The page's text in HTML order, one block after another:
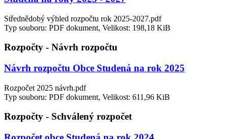
Střednědobý výhled rozpočtu rok 2025-2027.pdf
Typ souboru: PDF dokument, Velikost: 198,18 KiB
Rozpočty - Návrh rozpočtu
Návrh rozpočtu Obce Studená na rok 2025
Rozpočet 2025 návrh.pdf
Typ souboru: PDF dokument, Velikost: 611,96 KiB
Rozpočty - Schválený rozpočet